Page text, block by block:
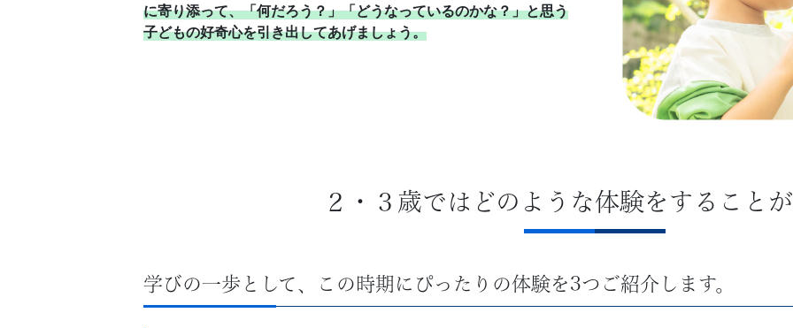
に寄り添って、「何だろう？」「どうなっているのかな？」と思う
子どもの好奇心を引き出してあげましょう。
２・３歳ではどのような体験をすること
学びの一歩として、この時期にぴったりの体験を3つご紹介します。